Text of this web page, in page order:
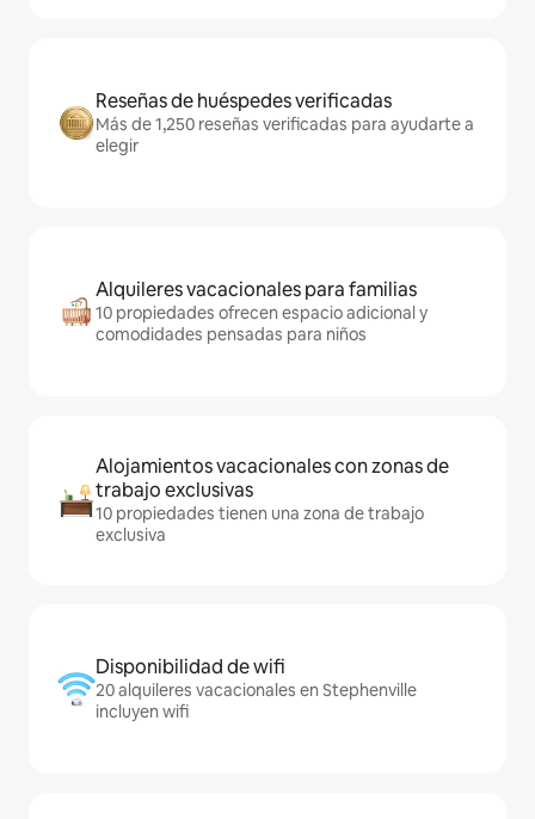
Reseñas de huéspedes verificadas
Más de 1,250 reseñas verificadas para ayudarte a
elegir
Alquileres vacacionales para familias
10 propiedades ofrecen espacio adicional y
comodidades pensadas para niños
Alojamientos vacacionales con zonas de
trabajo exclusivas
10 propiedades tienen una zona de trabajo
exclusiva
Disponibilidad de wifi
20 alquileres vacacionales en Stephenville
incluyen wifi